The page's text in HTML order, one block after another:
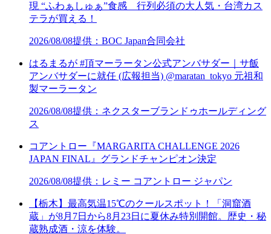
現 “ふわぁしゅぁ”食感 行列必須の大人気・台湾カス
テラが買える！
2026/08/08提供：BOC Japan合同会社
はるまるが #頂マーラータン公式アンバサダー｜サ飯
アンバサダーに就任 (広報担当) @maratan_tokyo 元祖和
製マーラータン
2026/08/08提供：ネクスターブランドゥホールディング
ス
コアントロー『MARGARITA CHALLENGE 2026
JAPAN FINAL』グランドチャンピオン決定
2026/08/08提供：レミー コアントロー ジャパン
【栃木】最高気温15℃のクールスポット！「洞窟酒
蔵」が8月7日から8月23日に夏休み特別開館。歴史・秘
蔵熟成酒・涼を体験。